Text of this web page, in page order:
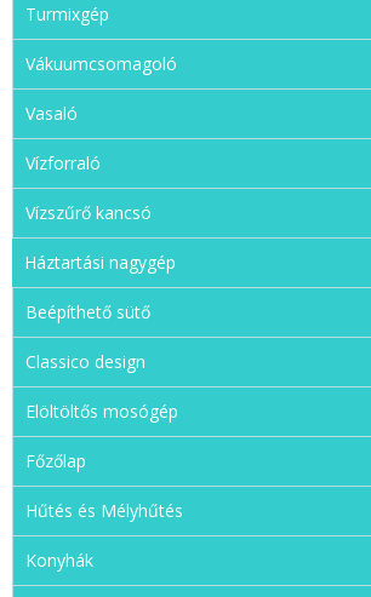
Turmixgép
Vákuumcsomagoló
Vasaló
Vízforraló
Vízszűrő kancsó
Háztartási nagygép
Beépíthető sütő
Classico design
Elöltöltős mosógép
Főzőlap
Hűtés és Mélyhűtés
Konyhák